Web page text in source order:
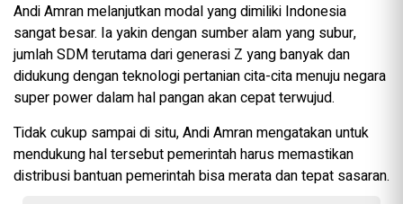
Andi Amran melanjutkan modal yang dimiliki Indonesia
sangat besar. Ia yakin dengan sumber alam yang subur,
jumlah SDM terutama dari generasi Z yang banyak dan
didukung dengan teknologi pertanian cita-cita menuju negara
super power dalam hal pangan akan cepat terwujud.
Tidak cukup sampai di situ, Andi Amran mengatakan untuk
mendukung hal tersebut pemerintah harus memastikan
distribusi bantuan pemerintah bisa merata dan tepat sasaran.